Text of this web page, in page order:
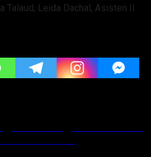
Talaud; Leida Dachal, Asisten II